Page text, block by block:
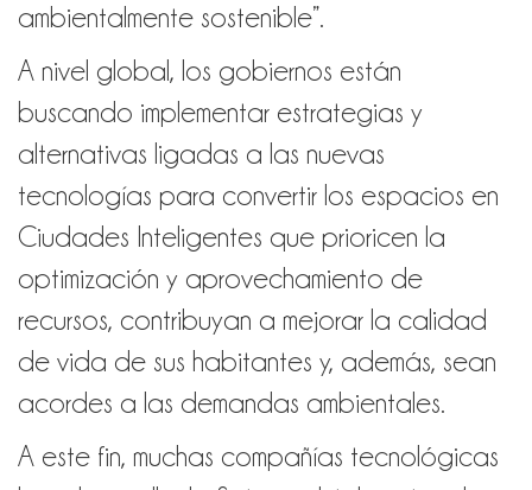
ambientalmente sostenible”.
A nivel global, los gobiernos están
buscando implementar estrategias y
alternativas ligadas a las nuevas
tecnologías para convertir los espacios en
Ciudades Inteligentes que prioricen la
optimización y aprovechamiento de
recursos, contribuyan a mejorar la calidad
de vida de sus habitantes y, además, sean
acordes a las demandas ambientales.
A este fin, muchas compañías tecnológicas